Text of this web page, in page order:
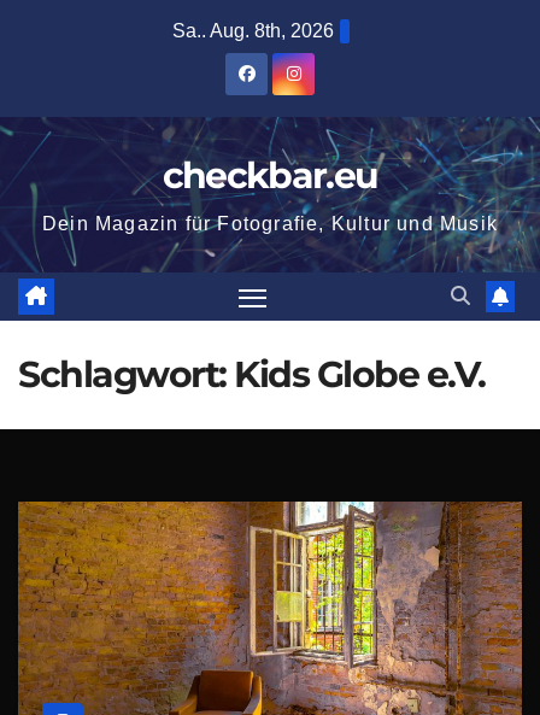
Sa.. Aug. 8th, 2026
checkbar.eu
Dein Magazin für Fotografie, Kultur und Musik
Schlagwort: Kids Globe e.V.